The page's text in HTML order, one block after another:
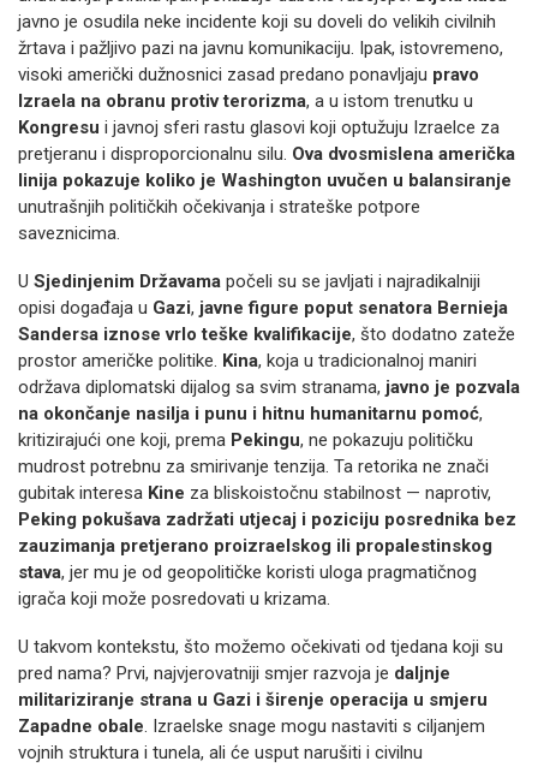
javno je osudila neke incidente koji su doveli do velikih civilnih
žrtava i pažljivo pazi na javnu komunikaciju. Ipak, istovremeno,
visoki američki dužnosnici zasad predano ponavljaju pravo
Izraela na obranu protiv terorizma, a u istom trenutku u
Kongresu i javnoj sferi rastu glasovi koji optužuju Izraelce za
pretjeranu i disproporcionalnu silu. Ova dvosmislena američka
linija pokazuje koliko je Washington uvučen u balansiranje
unutrašnjih političkih očekivanja i strateške potpore
saveznicima.
U Sjedinjenim Državama počeli su se javljati i najradikalniji
opisi događaja u Gazi, javne figure poput senatora Bernieja
Sandersa iznose vrlo teške kvalifikacije, što dodatno zateže
prostor američke politike. Kina, koja u tradicionalnoj maniri
održava diplomatski dijalog sa svim stranama, javno je pozvala
na okončanje nasilja i punu i hitnu humanitarnu pomoć,
kritizirajući one koji, prema Pekingu, ne pokazuju političku
mudrost potrebnu za smirivanje tenzija. Ta retorika ne znači
gubitak interesa Kine za bliskoistočnu stabilnost — naprotiv,
Peking pokušava zadržati utjecaj i poziciju posrednika bez
zauzimanja pretjerano proizraelskog ili propalestinskog
stava, jer mu je od geopolitičke koristi uloga pragmatičnog
igrača koji može posredovati u krizama.
U takvom kontekstu, što možemo očekivati od tjedana koji su
pred nama? Prvi, najvjerovatniji smjer razvoja je daljnje
militariziranje strana u Gazi i širenje operacija u smjeru
Zapadne obale. Izraelske snage mogu nastaviti s ciljanjem
vojnih struktura i tunela, ali će usput narušiti i civilnu